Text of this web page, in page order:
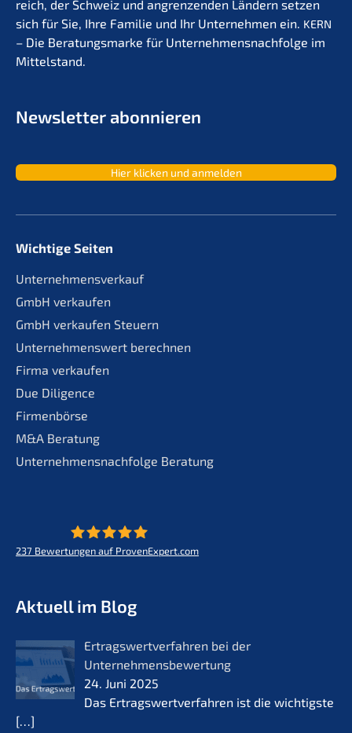
reich, der Schweiz und angren­zen­den Ländern setzen
sich für Sie, Ihre Familie und Ihr Unter­neh­men ein. KERN
– Die Beratungs­mar­ke für Unternehmens­nachfolge im
Mittelstand.
Newslet­ter abonnieren
Hier klicken und anmelden
Wichtige Seiten
Unternehmensverkauf
GmbH verkaufen
GmbH verkaufen Steuern
Unternehmenswert berechnen
Firma verkaufen
Due Diligence
Firmenbörse
M&A Beratung
Unternehmensnachfolge Beratung
237 Bewertungen auf ProvenExpert.com
Aktuell im Blog
Ertrags­wert­ver­fah­ren bei der
Unternehmensbewertung
24. Juni 2025
Das Ertrags­wert­ver­fah­ren ist die wichtigs­te
[…]